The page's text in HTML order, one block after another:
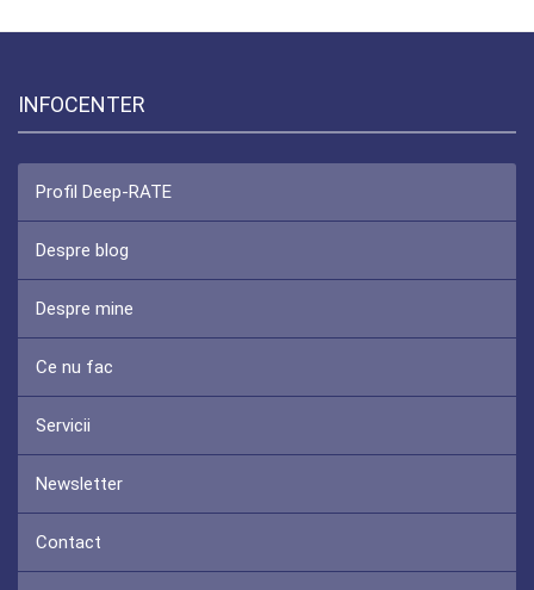
INFOCENTER
Profil Deep-RATE
Despre blog
Despre mine
Ce nu fac
Servicii
Newsletter
Contact